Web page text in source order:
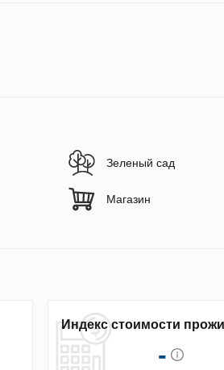
Зеленый сад
Магазин
Индекс стоимости
-